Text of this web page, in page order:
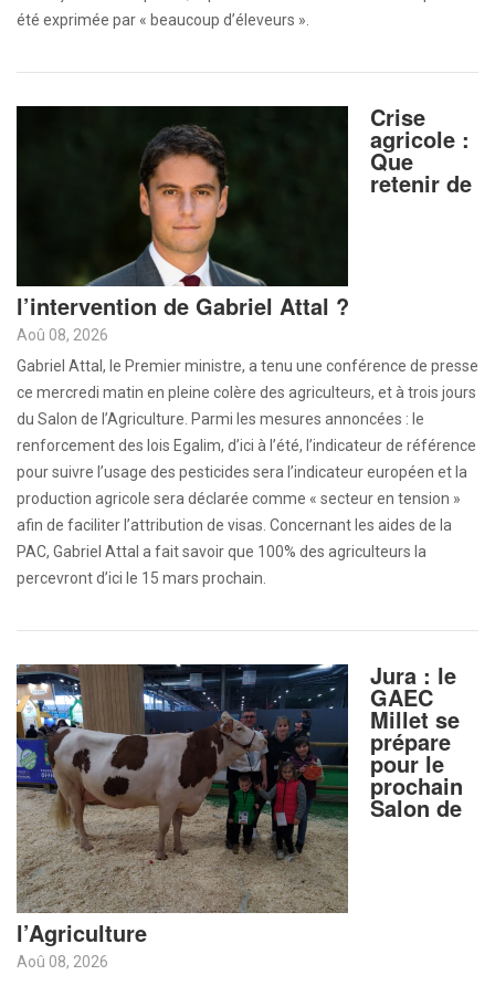
été exprimée par « beaucoup d’éleveurs ».
Crise
agricole :
Que
retenir de
l’intervention de Gabriel Attal ?
Aoû 08, 2026
Gabriel Attal, le Premier ministre, a tenu une conférence de presse
ce mercredi matin en pleine colère des agriculteurs, et à trois jours
du Salon de l’Agriculture. Parmi les mesures annoncées : le
renforcement des lois Egalim, d’ici à l’été, l’indicateur de référence
pour suivre l’usage des pesticides sera l’indicateur européen et la
production agricole sera déclarée comme « secteur en tension »
afin de faciliter l’attribution de visas. Concernant les aides de la
PAC, Gabriel Attal a fait savoir que 100% des agriculteurs la
percevront d’ici le 15 mars prochain.
Jura : le
GAEC
Millet se
prépare
pour le
prochain
Salon de
l’Agriculture
Aoû 08, 2026